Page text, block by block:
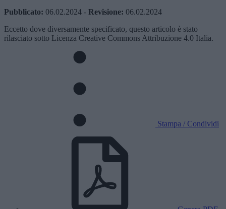
Pubblicato: 06.02.2024 - Revisione: 06.02.2024
Eccetto dove diversamente specificato, questo articolo è stato
rilasciato sotto Licenza Creative Commons Attribuzione 4.0 Italia.
Stampa / Condividi